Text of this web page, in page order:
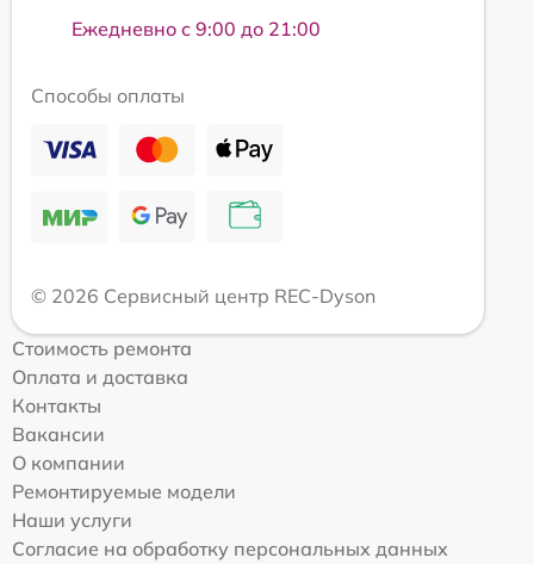
Ежедневно с 9:00 до 21:00
Способы оплаты
© 2026 Сервисный центр REC-Dyson
Стоимость ремонта
Оплата и доставка
Контакты
Вакансии
О компании
Ремонтируемые модели
Наши услуги
Согласие на обработку персональных данных